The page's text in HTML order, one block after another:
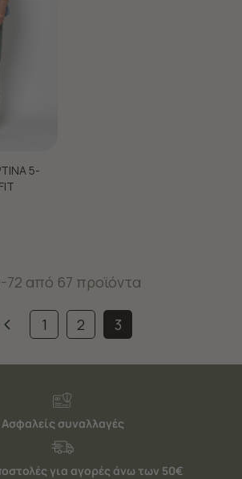
5-
72 από 67 προϊόντα
1 2 3
Ασφαλείς συναλλαγές
για αγορές άνω των 50€